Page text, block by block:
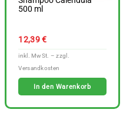
500 ml
12,39€
In den Warenkorb